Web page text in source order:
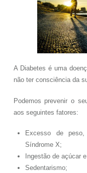
A Diabetes é uma
não ter consciência da
Podemos prevenir o
aos seguintes fatores:
Excesso de
Síndrome X;
Ingestão de açúcar
Sedentarismo;